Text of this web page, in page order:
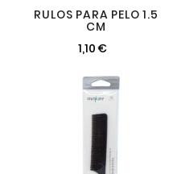
RULOS PARA PELO 1.5
CM
1,10 €